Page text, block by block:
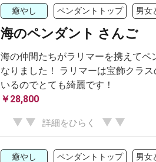
癒やし ペンダントトップ 男女
海のペンダント さんご
海の仲間たちがラリマーを携えてペ
なりました！ ラリマーは宝飾クラ
いるのでとても綺麗です！
￥28,800
詳細をひらく
癒やし ペンダントトップ 男女